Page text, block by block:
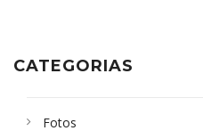
CATEGORIAS
Fotos